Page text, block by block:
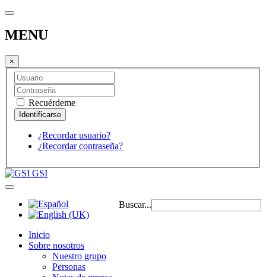
MENU
×
Recuérdeme
¿Recordar usuario?
¿Recordar contraseña?
GSI
Buscar...
Inicio
Sobre nosotros
Nuestro grupo
Personas